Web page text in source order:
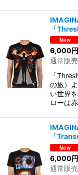
「
6,000円
通常販
「
の旅）
い世界
ローは
「
6,000円
通常販